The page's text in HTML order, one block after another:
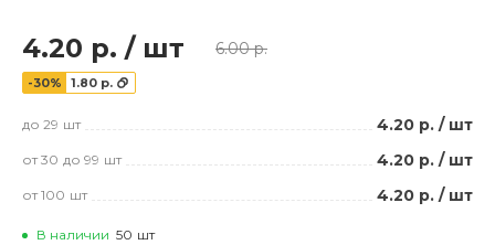
4.20 р. / шт 6.00 р.
-30% 1.80 р.
до 29 шт 4.20 р. / шт
от 30 до 99 шт 4.20 р. / шт
от 100 шт 4.20 р. / шт
В наличии 50 шт